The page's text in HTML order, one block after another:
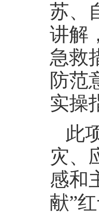
苏、
讲解
急救
防范
实操
此
灾、
感和
献”